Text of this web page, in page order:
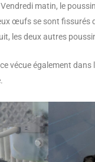
matin, le
œufs se sont fissurés
les deux autres
vécue également dans